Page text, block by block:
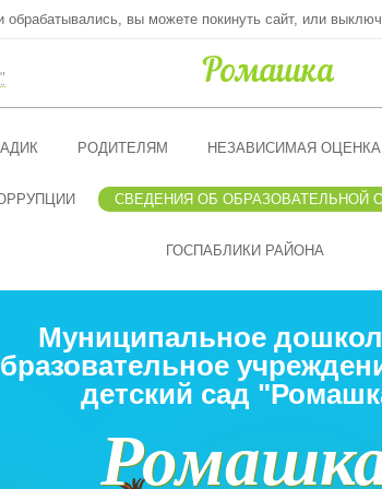
вы можете покинуть сайт, или
РОДИТЕЛЯМ НЕЗАВИСИМАЯ ОЦЕНКА
СВЕДЕНИЯ ОБ ОБРАЗОВАТЕЛЬНОЙ
ГОСПАБЛИКИ РАЙОНА
Муниципальное
детский сад